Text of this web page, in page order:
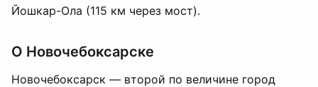
Йошкар-Ола (115 км через мост).
О Новочебоксарске
Новочебоксарск — второй по величине город